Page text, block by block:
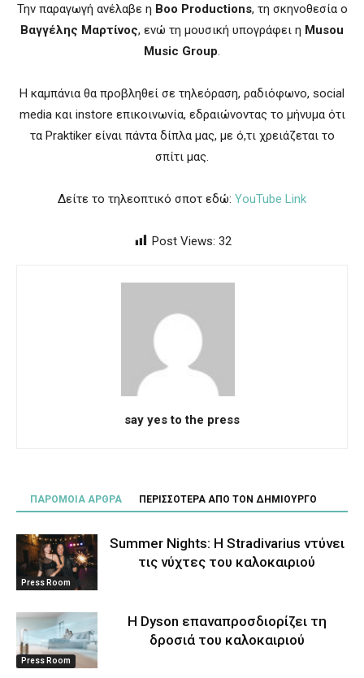
Την παραγωγή ανέλαβε η Boo Productions, τη σκηνοθεσία ο
Βαγγέλης Μαρτίνος, ενώ τη μουσική υπογράφει η Musou
Music Group.
Η καμπάνια θα προβληθεί σε τηλεόραση, ραδιόφωνο, social
media και instore επικοινωνία, εδραιώνοντας το μήνυμα ότι
τα Praktiker είναι πάντα δίπλα μας, με ό,τι χρειάζεται το
σπίτι μας.
Δείτε το τηλεοπτικό σποτ εδώ: YouTube Link
Post Views: 32
say yes to the press
ΠΑΡΟΜΟΙΑ ΑΡΘΡΑ ΠΕΡΙΣΣΟΤΕΡΑ ΑΠΟ ΤΟΝ ΔΗΜΙΟΥΡΓΟ
Press Room
Summer Nights: Η Stradivarius ντύνει
τις νύχτες του καλοκαιριού
Press Room
Η Dyson επαναπροσδιορίζει τη
δροσιά του καλοκαιριού